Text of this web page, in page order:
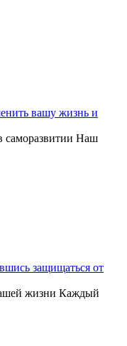
вашу жизнь и
саморазвитии Наш
защищаться от
жизни Каждый